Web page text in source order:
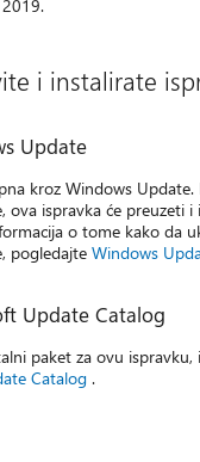
i instalirate
Update
kroz Windows Update.
ova ispravka će preuzeti i
o tome kako da
pogledajteWindows
Update Catalog
paket za ovu ispravku,
Catalog .